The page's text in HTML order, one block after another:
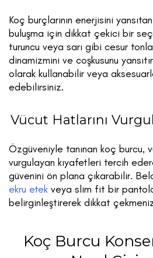
Koç burçlarının enerjisini
buluşma için dikkat çekici bir
turuncu veya sarı gibi cesur
dinamizmini ve coşkusunu
olarak kullanabilir veya
edebilirsiniz.
Vücut Hatlarını
Özgüveniyle tanınan koç burcu,
vurgulayan kıyafetleri tercih
güvenini ön plana çıkarabilir.
ekru etek veya slim fit bir
belirginleştirerek dikkat
Koç Burcu